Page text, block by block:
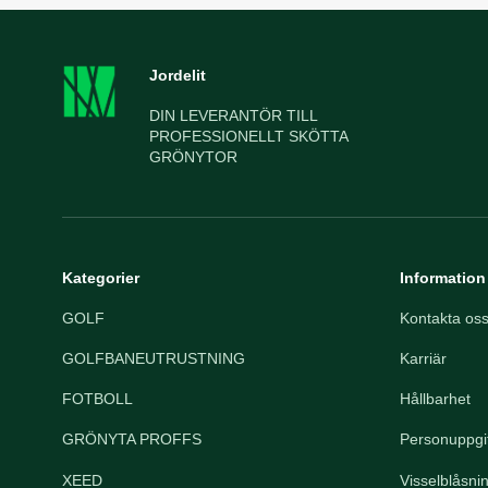
Jordelit
DIN LEVERANTÖR TILL
PROFESSIONELLT SKÖTTA
GRÖNYTOR
Kategorier
GOLF
GOLFBANEUTRUSTNING
FOTBOLL
GRÖNYTA PROFFS
XEED
Information
Kontakta oss
Karriär
Hållbarhet